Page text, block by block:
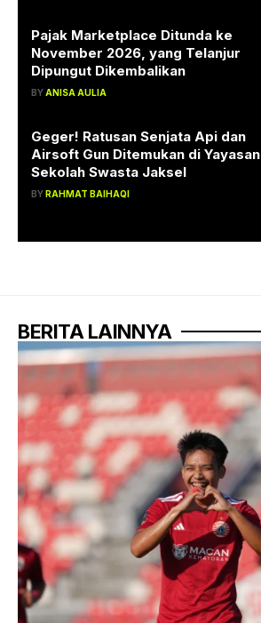
Pajak Marketplace Ditunda ke
November 2026, yang Telanjur
Dipungut Dikembalikan
BYANISA AULIA
Geger! Ratusan Senjata Api dan
Airsoft Gun Ditemukan di Yayasan
Sekolah Swasta Jaksel
BYRAHMAT BAIHAQI
BERITA LAINNYA